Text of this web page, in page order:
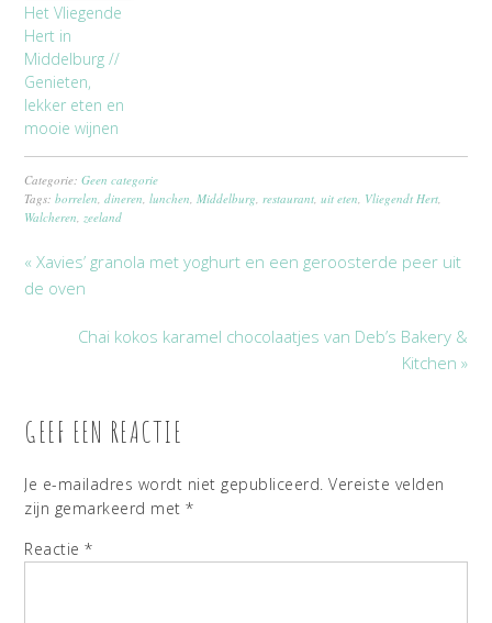
Het Vliegende
Hert in
Middelburg //
Genieten,
lekker eten en
mooie wijnen
Categorie:Geen categorie
Tags:borrelen ,dineren ,lunchen ,Middelburg restaurant ,uit eten Vliegendt Hert
Walcheren zeeland
« Xavies’ granola met yoghurt en een geroosterde peer uit
de oven
Chai kokos karamel chocolaatjes van Deb’s Bakery &
Kitchen »
GEEF EEN REACTIE
Je e-mailadres wordt niet gepubliceerd. Vereiste velden
zijn gemarkeerd met*
Reactie*